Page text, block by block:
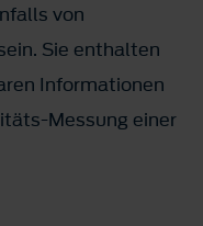
von
Sie enthalten
Informationen
Messung einer